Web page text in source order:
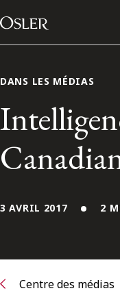
Passer au contenu
Main
Réseau des
Contactez-nous
DANS LES MÉDIAS
3 AVRIL 2017 2
Centre des médias